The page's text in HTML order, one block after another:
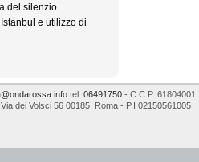
del silenzio
e utilizzo di
tel. 06491750- C.C.P. 61804001
Via dei Volsci 56 00185 Roma - P.I 02150561005